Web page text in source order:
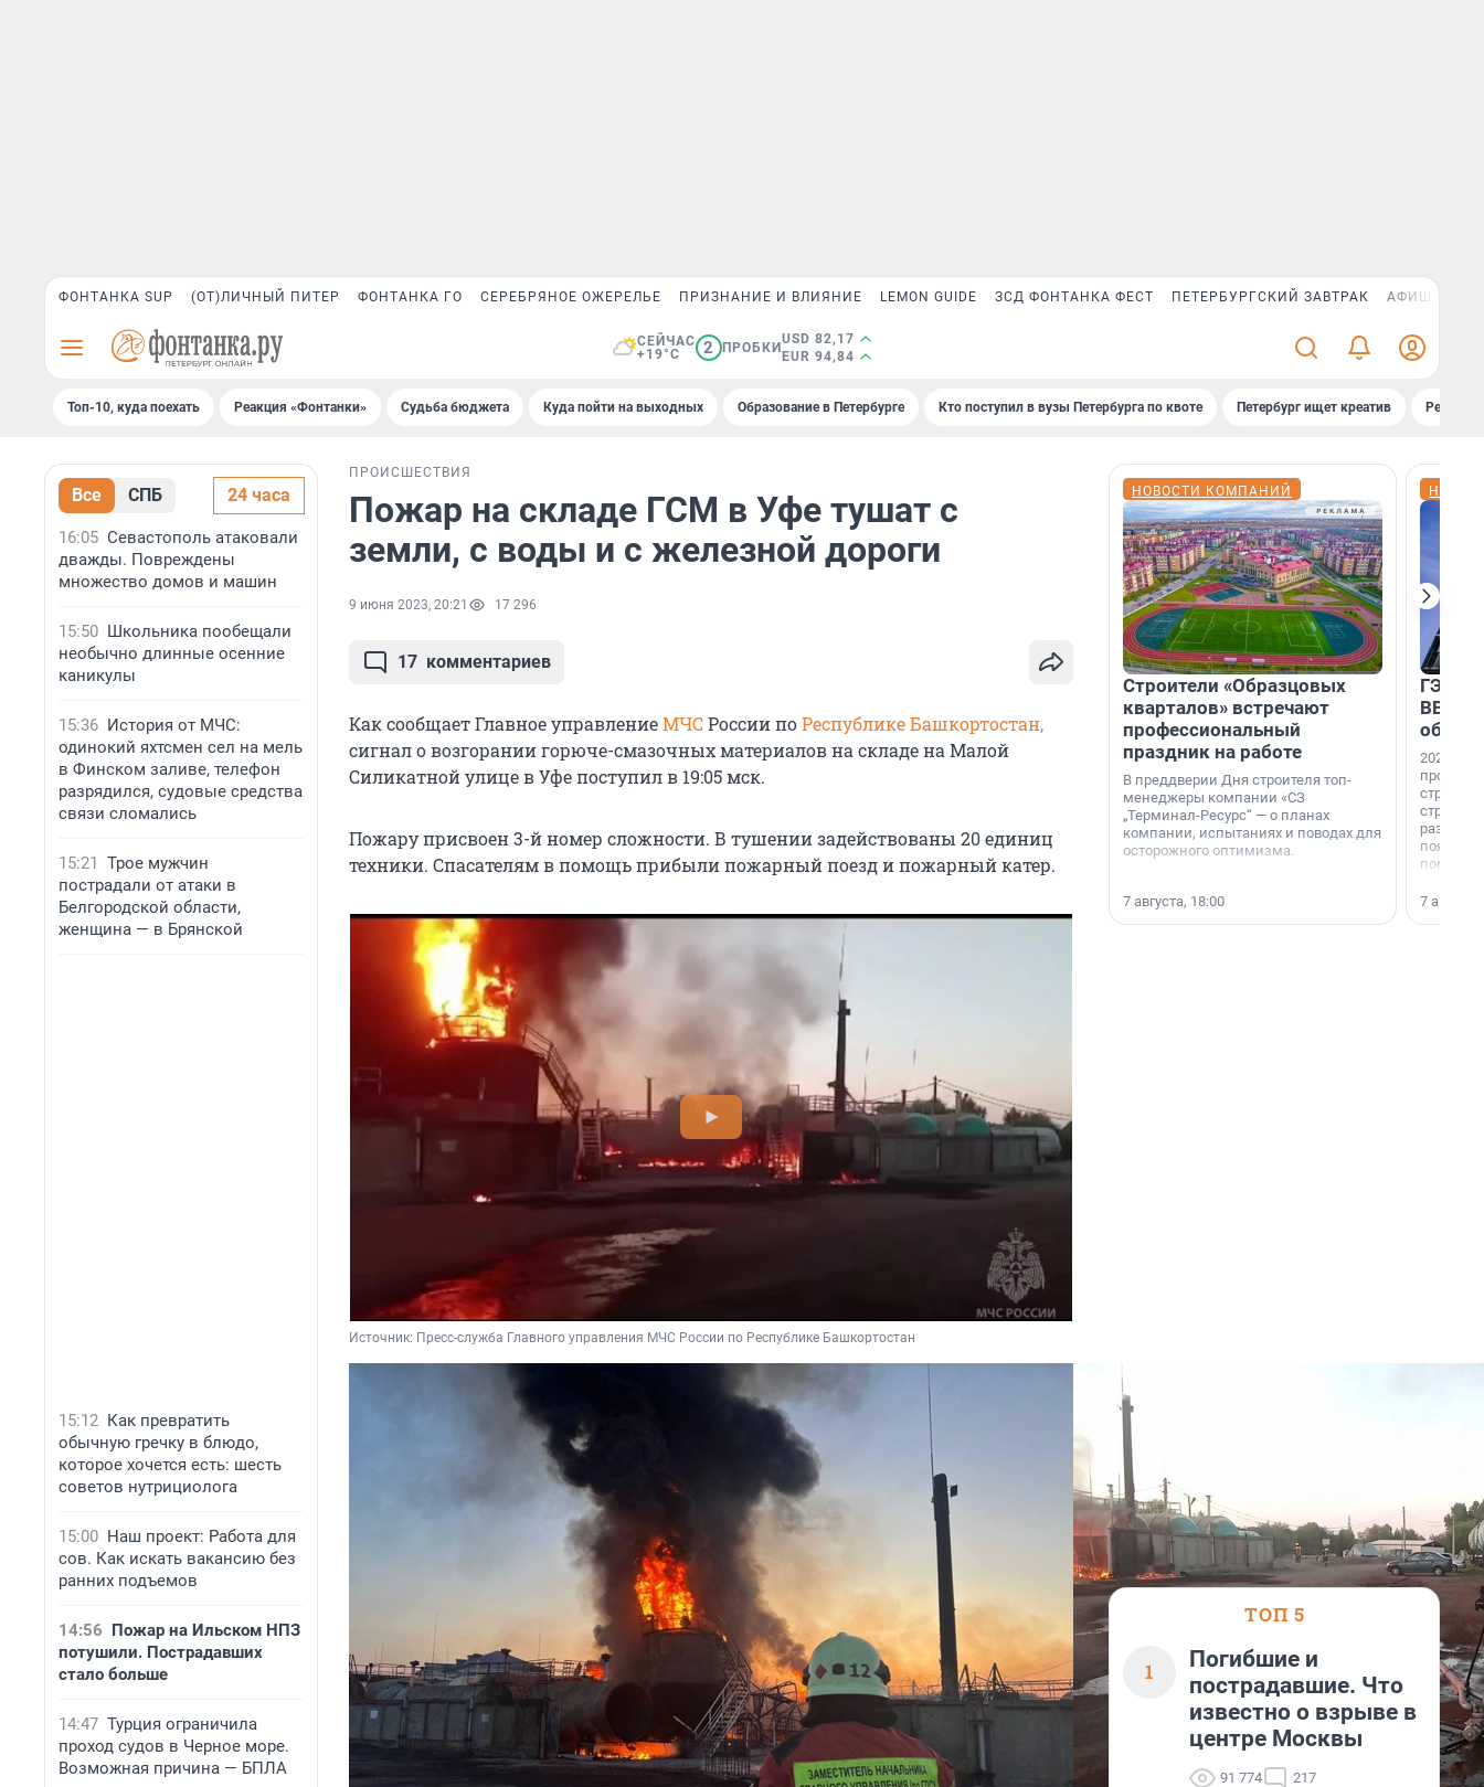
ФОНТАНКА SUP (ОТ)ЛИЧНЫЙ ПИТЕР ФОНТАНКА ГО СЕРЕБРЯНОЕ ОЖЕРЕЛЬЕ ПРИЗНАНИЕ И ВЛИЯНИЕ LEMON GUIDE ЗСД ФОНТАНКА ФЕСТ ПЕТЕРБУРГСКИЙ ЗАВТРАК АФИША PLUS
СЕЙЧАС
+19°C
2 ПРОБКИ
USD 82,17
EUR 94,84
Топ-10, куда поехать Реакция «Фонтанки» Судьба бюджета Куда пойти на выходных Образование в Петербурге Кто поступил в вузы Петербурга по квоте Петербург ищет креатив
Все СПБ 24 часа
16:05 Севастополь атаковали
дважды. Повреждены
множество домов и машин
15:50 Школьника пообещали
необычно длинные осенние
каникулы
15:36 История от МЧС:
одинокий яхтсмен сел на мель
в Финском заливе, телефон
разрядился, судовые средства
связи сломались
15:21 Трое мужчин
пострадали от атаки в
Белгородской области,
женщина — в Брянской
15:12 Как превратить
обычную гречку в блюдо,
которое хочется есть: шесть
советов нутрициолога
15:00 Наш проект: Работа для
сов. Как искать вакансию без
ранних подъемов
14:56 Пожар на Ильском НПЗ
потушили. Пострадавших
стало больше
14:47 Турция ограничила
проход судов в Черное море.
Возможная причина — БПЛА
ПРОИСШЕСТВИЯ
Пожар на складе ГСМ в Уфе тушат с
земли, с воды и с железной дороги
9 июня 2023, 20:21 17 296
17 комментариев
Как сообщает Главное управлениеМЧСРоссии поРеспублике Башкортостан,
сигнал о возгорании горюче-смазочных материалов на складе на Малой
Силикатной улице в Уфе поступил в 19:05 мск.
Пожару присвоен 3-й номер сложности. В тушении задействованы 20 единиц
техники. Спасателям в помощь прибыли пожарный поезд и пожарный катер.
Источник: Пресс-служба Главного управления МЧС России по Республике Башкортостан
НОВОСТИ КОМПАНИЙ
Строители «Образцовых
кварталов» встречают
профессиональный
праздник на работе
В преддверии Дня строителя топ-
менеджеры компании «СЗ
„Терминал-Ресурс“ — о планах
компании, испытаниях и поводах для
осторожного оптимизма.
7 августа, 18:00
ГЭС,
ВВП: в
об
2026-й —
раз. В
7
ТОП 5
1
Погибшие и
пострадавшие. Что
известно о взрыве в
центре Москвы
91 774 217